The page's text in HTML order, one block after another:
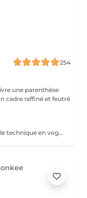
254
une parenthèse
Produit VEGAN Le Browlift est la nouvelle technique en vogue pour restructurer vos sourcils qui permet de les épaissir et les rehausser tout en fixant leur mouvement pour un résultat qui dure environ 6 semaines. Ils paraissent plus fournis et volumineux et la teinture va accentuer la forme et intensifier la couleur. Le Browlift ouvre votre regard et le met en valeur.